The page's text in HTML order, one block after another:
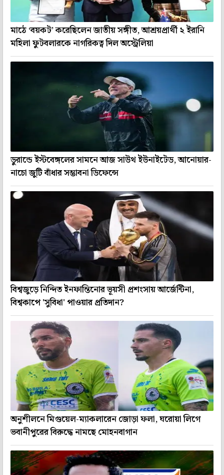
মাঠে ‘বয়কট’ করেছিলেন জাতীয় সঙ্গীত, আশ্রয়প্রার্থী ২ ইরানি
মহিলা ফুটবলারকে নাগরিকত্ব দিল অস্ট্রেলিয়া
ডুরান্ডে ইস্টবেঙ্গলের সামনে আজ সাউথ ইউনাইটেড, আনোয়ার-
নাচো জুটি বাঁধার সম্ভাবনা ডিফেন্সে
বিশ্বজুড়ে নিন্দিত ইনফান্তিনোর ভূয়সী প্রশংসায় আর্জেন্টিনা,
বিশ্বকাপে 'সুবিধা' পাওয়ার প্রতিদান?
অনুশীলনে মিগুয়েল-ম্যাকলারেন জোড়া ফলা, ঘরোয়া লিগে
ভবানীপুরের বিরুদ্ধে নামছে মোহনবাগান